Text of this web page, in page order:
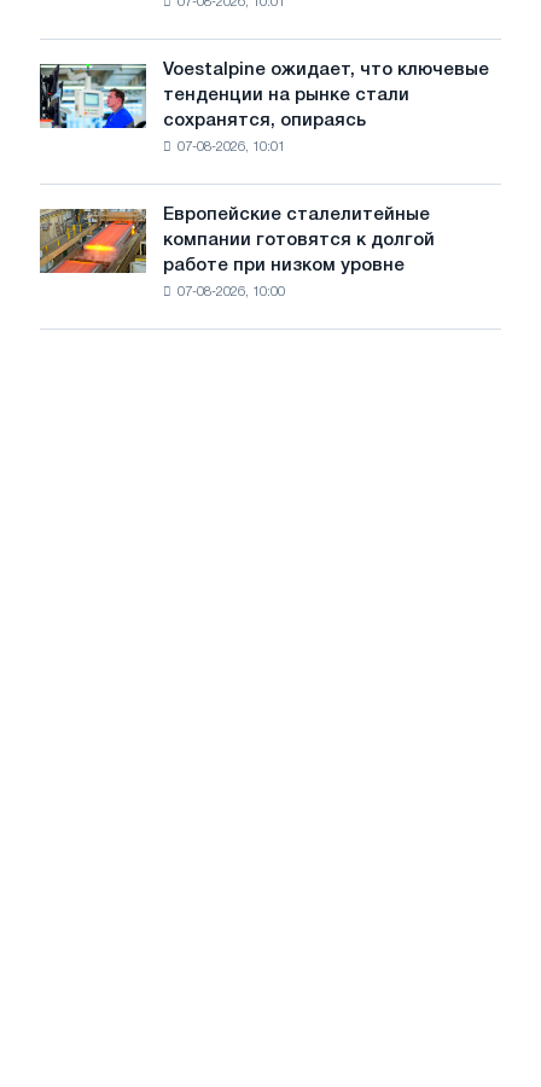
Ярославля
холоднокатаной
стали
из
стран
Voestalpine
ожидает,
что
рынке
стали
сохранятся,
на
Voestalpine ожидает, что ключевые
тенденции на рынке стали
сохранятся, опираясь
07-08-2026, 10:01
Европейские
сталелитейные
компании
Европейские сталелитейные
компании готовятся к долгой
работе при низком уровне
07-08-2026, 10:00